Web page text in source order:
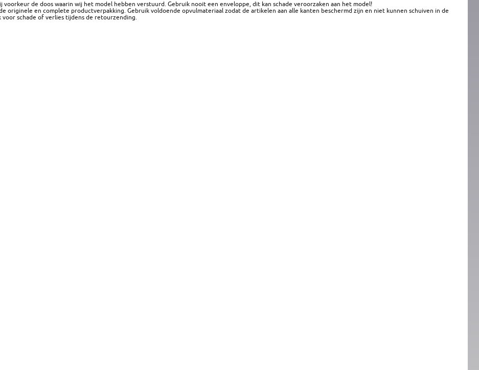
voorkeur de doos waarin wij het model hebben verstuurd. Gebruik nooit een enveloppe, dit kan schade veroorzaken aan het model!
originele en complete productverpakking. Gebruik voldoende opvulmateriaal zodat de artikelen aan alle kanten beschermd zijn en niet kunnen schuiven in de
schade of verlies tijdens de retourzending.